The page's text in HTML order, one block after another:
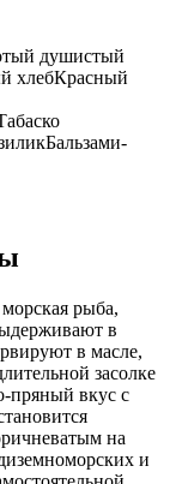
душистый
хлебКрасный
Бальзами­
рыба,
в
в масле,
засолке
пряный вкус с
на
и